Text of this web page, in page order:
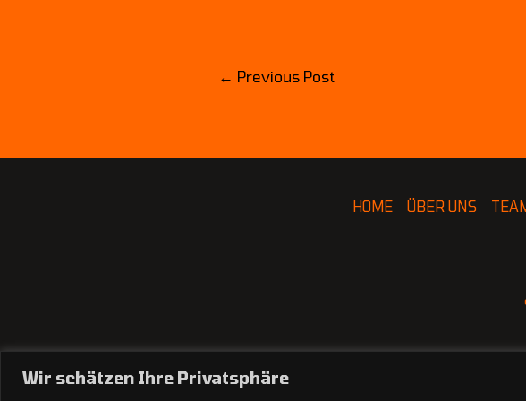
Wir schätzen Ihre Privatsphäre
← Previous Post
HOME ÜBER UNS